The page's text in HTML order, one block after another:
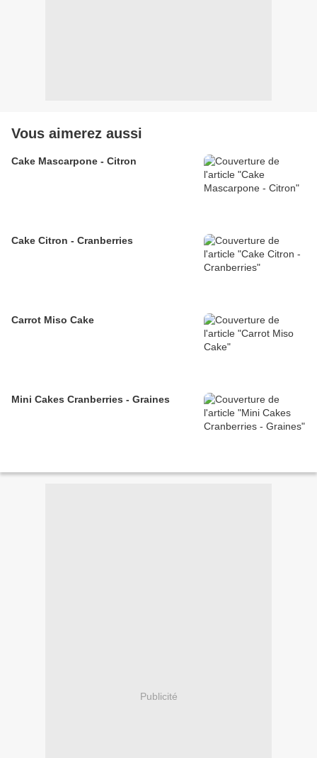
Vous aimerez aussi
Cake Mascarpone - Citron
Cake Citron - Cranberries
Carrot Miso Cake
Mini Cakes Cranberries - Graines
Publicité